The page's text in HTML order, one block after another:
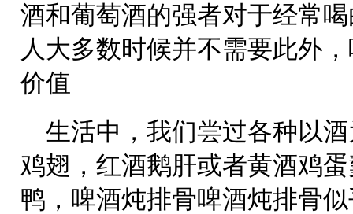
酒和葡萄酒的强者对于经常
人大多数时候并不需要此外
价值
生活中，我们尝过各种以
鸡翅，红酒鹅肝或者黄酒鸡
鸭，啤酒炖排骨啤酒炖排骨